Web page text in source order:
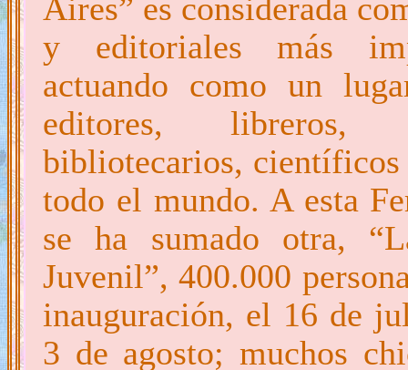
Aires” es considerada
y editoriales más
actuando como un
editores, libreros,
bibliotecarios, científicos
todo el mundo. A esta
se ha sumado otra,
Juvenil”, 400.000
inauguración, el 16 de
3 de agosto; muchos